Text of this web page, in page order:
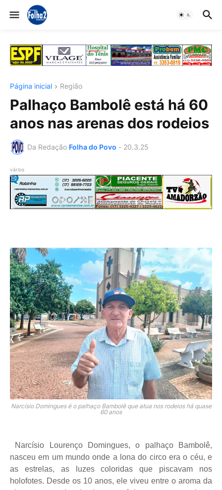
Página inicial Região
Palhaço Bambolê está há 60
anos nas arenas dos rodeios
Da Redação Folha do Povo - 20.3.25
vários
Narcísio Domingues é o palhaço Bambolê que atua nos rodeios há quase
60 anos
Narcísio Lourenço Domingues, o palhaço Bambolê,
nasceu em um mundo onde a lona do circo era o céu, e
as estrelas, as luzes coloridas que piscavam nos
holofotes. Desde os 10 anos, ele viveu entre o aroma da